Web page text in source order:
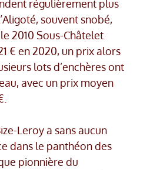
régulièrement plus
souvent snobé,
2010 Sous-Châtelet
€ en 2020, un prix alors
lots d’enchères ont
avec un prix moyen
Leroy a sans aucun
dans le panthéon des
pionnière du